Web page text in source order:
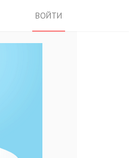
ВОЙТИ